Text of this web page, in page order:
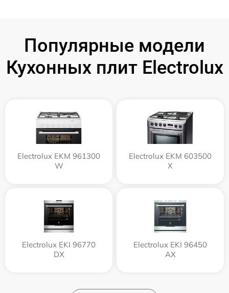
Популярные модели
Кухонных плит Electrolux
Electrolux EKM 961300
W
Electrolux EKM 603500
X
Electrolux EKI 96770
DX
Electrolux EKI 96450
AX